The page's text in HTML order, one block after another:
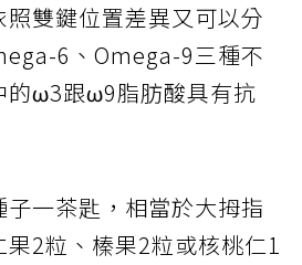
雙鍵位置差異又可以分
6、Omega-9三種不
的ω3跟ω9脂肪酸具有抗
一茶匙，相當於大拇指
2粒、榛果2粒或核桃仁1